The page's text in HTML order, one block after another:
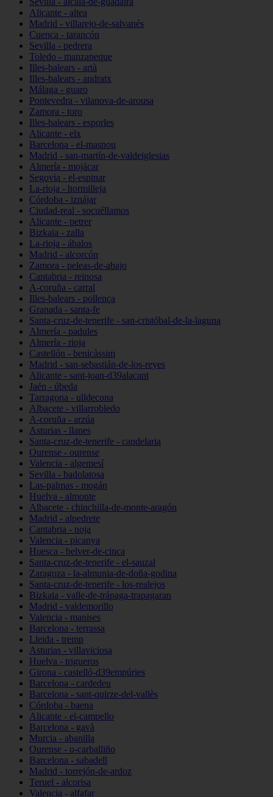
Alicante - altea
Madrid - villarejo-de-salvanés
Cuenca - tarancón
Sevilla - pedrera
Toledo - manzaneque
Illes-balears - artà
Illes-balears - andratx
Málaga - guaro
Pontevedra - vilanova-de-arousa
Zamora - toro
Illes-balears - esporles
Alicante - elx
Barcelona - el-masnou
Madrid - san-martín-de-valdeiglesias
Almería - mojácar
Segovia - el-espinar
La-rioja - hormilleja
Córdoba - iznájar
Ciudad-real - socuéllamos
Alicante - petrer
Bizkaia - zalla
La-rioja - ábalos
Madrid - alcorcón
Zamora - peleas-de-abajo
Cantabria - reinosa
A-coruña - carral
Illes-balears - pollença
Granada - santa-fe
Santa-cruz-de-tenerife - san-cristóbal-de-la-laguna
Almería - padules
Almería - rioja
Castellón - benicàssim
Madrid - san-sebastián-de-los-reyes
Alicante - sant-joan-d39alacant
Jaén - úbeda
Tarragona - ulldecona
Albacete - villarrobledo
A-coruña - arzúa
Asturias - llanes
Santa-cruz-de-tenerife - candelaria
Ourense - ourense
Valencia - algemesí
Sevilla - badolatosa
Las-palmas - mogán
Huelva - almonte
Albacete - chinchilla-de-monte-aragón
Madrid - alpedrete
Cantabria - noja
Valencia - picanya
Huesca - belver-de-cinca
Santa-cruz-de-tenerife - el-sauzal
Zaragoza - la-almunia-de-doña-godina
Santa-cruz-de-tenerife - los-realejos
Bizkaia - valle-de-trápaga-trapagaran
Madrid - valdemorillo
Valencia - manises
Barcelona - terrassa
Lleida - tremp
Asturias - villaviciosa
Huelva - trigueros
Girona - castelló-d39empúries
Barcelona - cardedeu
Barcelona - sant-quirze-del-vallès
Córdoba - baena
Alicante - el-campello
Barcelona - gavà
Murcia - abanilla
Ourense - o-carballiño
Barcelona - sabadell
Madrid - torrejón-de-ardoz
Teruel - alcorisa
Valencia - alfafar